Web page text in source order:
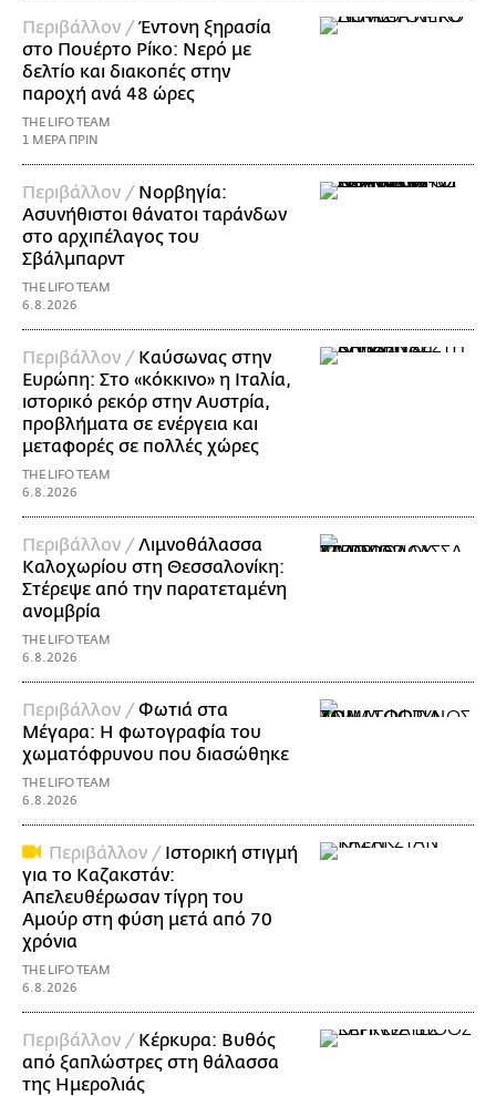
Περιβάλλον /Έντονη ξηρασία
στο Πουέρτο Ρίκο: Νερό με
δελτίο και διακοπές στην
παροχή ανά 48 ώρες
THE LIFO TEAM
1 ΜΕΡΑ ΠΡΙΝ
Περιβάλλον / Νορβηγία:
Ασυνήθιστοι θάνατοι ταράνδων
στο αρχιπέλαγος του
Σβάλμπαρντ
THE LIFO TEAM
6.8.2026
Περιβάλλον / Καύσωνας στην
Ευρώπη: Στο «κόκκινο» η Ιταλία,
ιστορικό ρεκόρ στην Αυστρία,
προβλήματα σε ενέργεια και
μεταφορές σε πολλές χώρες
THE LIFO TEAM
6.8.2026
Περιβάλλον /Λιμνοθάλασσα
Καλοχωρίου στη Θεσσαλονίκη:
Στέρεψε από την παρατεταμένη
ανομβρία
THE LIFO TEAM
6.8.2026
Περιβάλλον /Φωτιά στα
Μέγαρα: Η φωτογραφία του
χωματόφρυνου που διασώθηκε
THE LIFO TEAM
6.8.2026
Περιβάλλον / Ιστορική στιγμή
για το Καζακστάν:
Απελευθέρωσαν τίγρη του
Αμούρ στη φύση μετά από 70
χρόνια
THE LIFO TEAM
6.8.2026
Περιβάλλον / Κέρκυρα: Βυθός
από ξαπλώστρες στη θάλασσα
της Ημερολιάς